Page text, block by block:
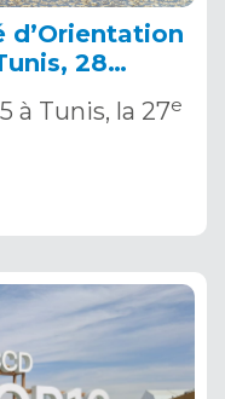
d’Orientation
28
à Tunis, la 27e